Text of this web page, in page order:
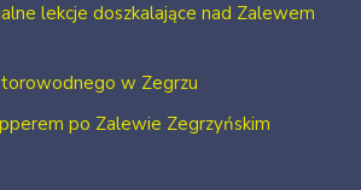
lekcje doszkalające nad Zalewem
w Zegrzu
po Zalewie Zegrzyńskim